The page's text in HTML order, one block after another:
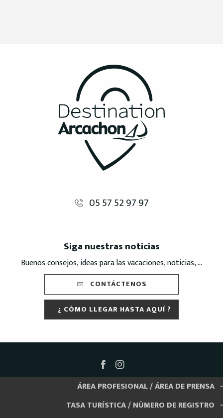
05 57 52 97 97
Siga nuestras noticias
Buenos consejos, ideas para las vacaciones, noticias, ...
CONTÁCTENOS
¿ CÓMO LLEGAR HASTA AQUÍ ?
ÁREA PROFESIONAL / ÁREA DE PRENSA
TASA TURÍSTICA / NÚMERO DE REGISTRO